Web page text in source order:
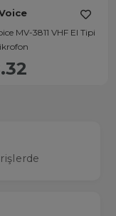
MV-3811 VHF El Tipi